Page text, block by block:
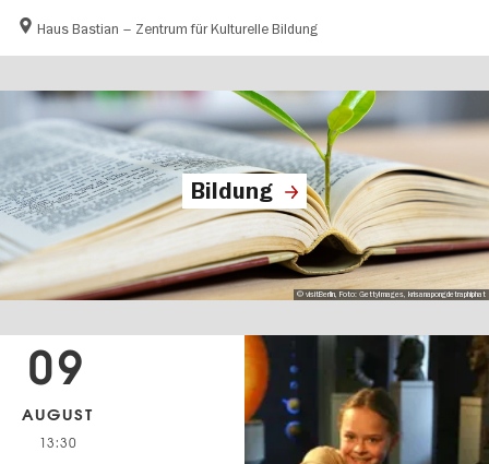
Haus Bastian – Zentrum für Kulturelle Bildung
Bildung
© visitBerlin, Foto: GettyImages, krisanapongdetraphiphat
09
AUGUST
13:30